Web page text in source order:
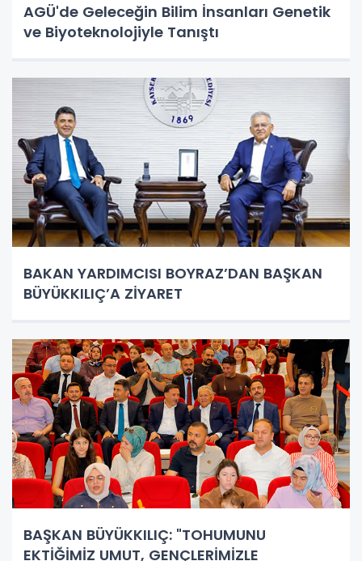
AGÜ'de Geleceğin Bilim İnsanları Genetik
ve Biyoteknolojiyle Tanıştı
BAKAN YARDIMCISI BOYRAZ’DAN BAŞKAN
BÜYÜKKILIÇ’A ZİYARET
BAŞKAN BÜYÜKKILIÇ: "TOHUMUNU
EKTİĞİMİZ UMUT, GENÇLERİMİZLE